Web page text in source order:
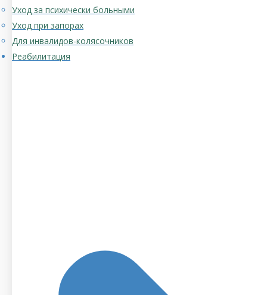
Уход за психически больными
Уход при запорах
Для инвалидов-колясочников
Реабилитация